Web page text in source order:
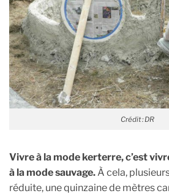
Crédit : DR
Vivre à la mode kerterre, c’est
à la mode sauvage.À cela,
réduite, une quinzaine de mètres